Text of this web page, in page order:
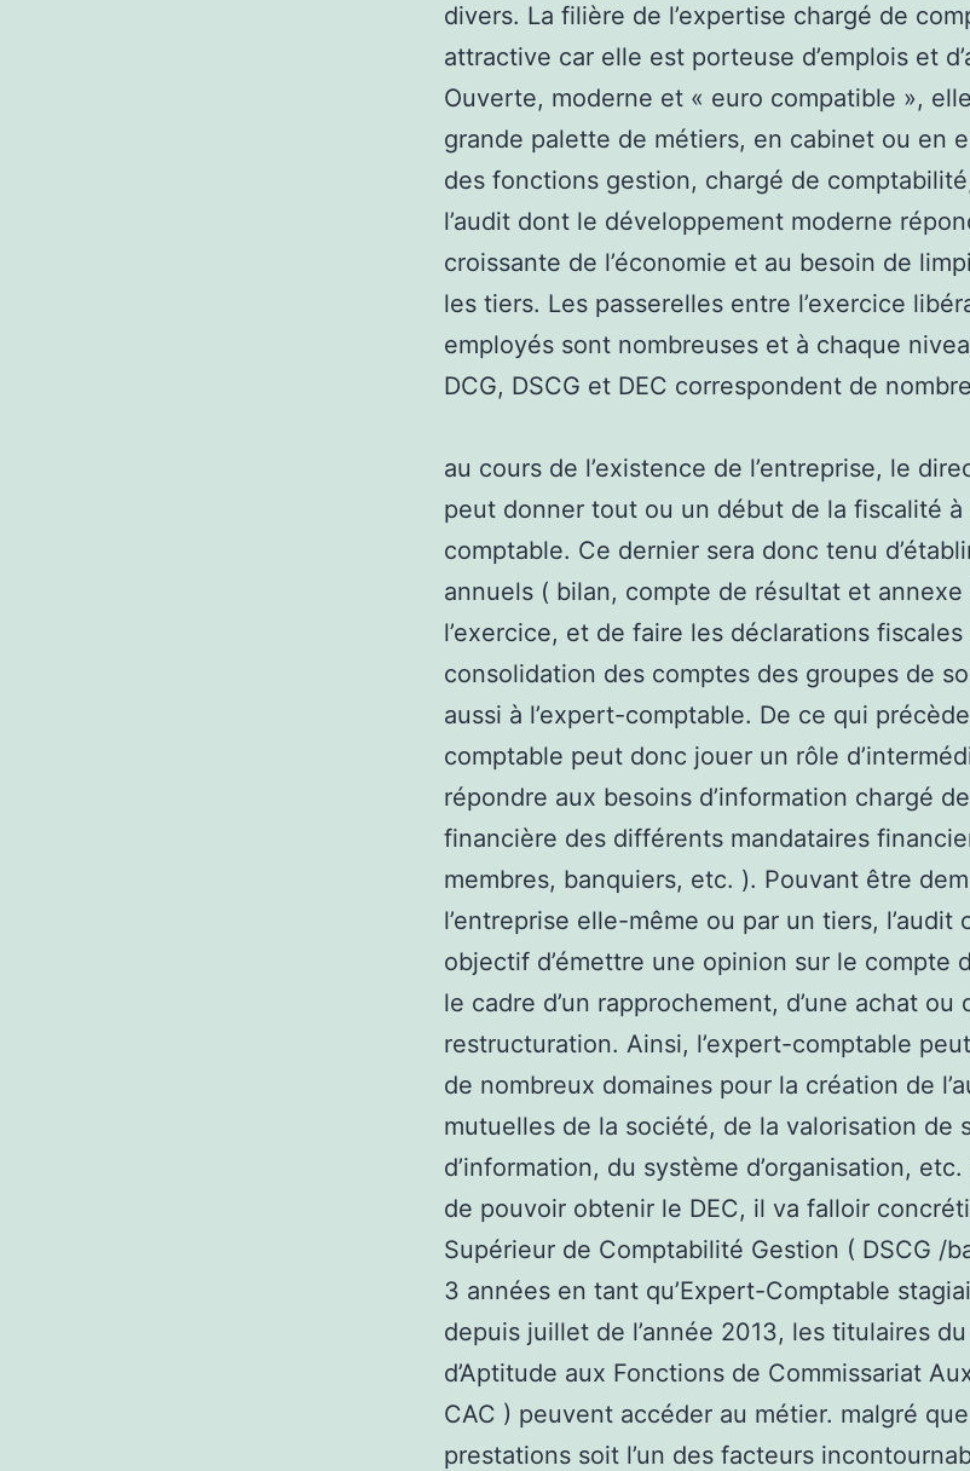
divers. La filière de l’expertise chargé de
attractive car elle est porteuse d’emplois et
Ouverte, moderne et « euro compatible »,
grande palette de métiers, en cabinet ou en
des fonctions gestion, chargé de
l’audit dont le développement moderne
croissante de l’économie et au besoin de
les tiers. Les passerelles entre l’exercice
employés sont nombreuses et à chaque
DCG, DSCG et DEC correspondent de
au cours de l’existence de l’entreprise, le
peut donner tout ou un début de la fiscalité
comptable. Ce dernier sera donc tenu
annuels ( bilan, compte de résultat et annexe
l’exercice, et de faire les déclarations
consolidation des comptes des groupes de
aussi à l’expert-comptable. De ce qui
comptable peut donc jouer un rôle
répondre aux besoins d’information chargé
financière des différents mandataires
membres, banquiers, etc. ). Pouvant être
l’entreprise elle-même ou par un tiers, l’audit
objectif d’émettre une opinion sur le compte
le cadre d’un rapprochement, d’une achat ou
restructuration. Ainsi, l’expert-comptable
de nombreux domaines pour la création de
mutuelles de la société, de la valorisation de
d’information, du système d’organisation,
de pouvoir obtenir le DEC, il va falloir
Supérieur de Comptabilité Gestion ( DSCG /
3 années en tant qu’Expert-Comptable
depuis juillet de l’année 2013, les titulaires
d’Aptitude aux Fonctions de Commissariat
CAC ) peuvent accéder au métier. malgré
prestations soit l’un des facteurs